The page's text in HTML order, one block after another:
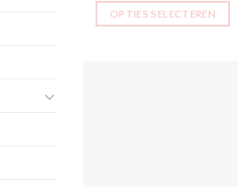
OPTIES SELECTEREN